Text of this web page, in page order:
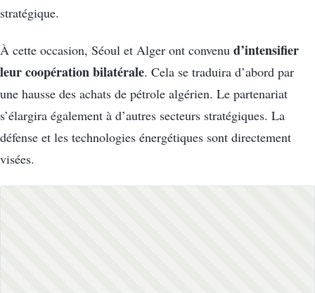
stratégique.
À cette occasion, Séoul et Alger ont convenu d’intensifier
leur coopération bilatérale. Cela se traduira d’abord par
une hausse des achats de pétrole algérien. Le partenariat
s’élargira également à d’autres secteurs stratégiques. La
défense et les technologies énergétiques sont directement
visées.